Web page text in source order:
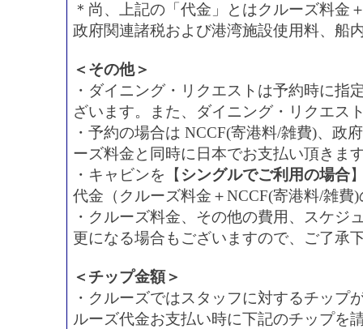
＊尚、上記の「代金」とはクルーズ料金
政府関連諸税および港湾施設使用料、船
＜その他＞
・ダイニング・リクエストは予約時に
ざいます。また、ダイニング・リクエス
・予約の場合は NCCF(寄港料/雑費)、政
ーズ料金と同時に日本でお支払い頂きま
・キャビンを【 シングルでご利用の場合
代金（クルーズ料金＋NCCF(寄港料/雑費
・クルーズ料金、その他の費用、スケ
更になる場合もございますので、ご了承
＜チップ金額＞
・クルーズではスタッフに対するチッ
ルーズ代金お支払い時に下記のチップを